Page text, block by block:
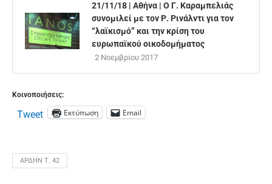
21/11/18 | Αθήνα | O Γ. Καραμπελιάς
συνομιλεί με τον Ρ. Ρινάλντι για τον
“λαϊκισμό” και την κρίση του
ευρωπαϊκού οικοδομήματος
2 Νοεμβρίου 2017
Κοινοποιήσεις:
Tweet Εκτύπωση Email
ΆΡΔΗΝ Τ. 42